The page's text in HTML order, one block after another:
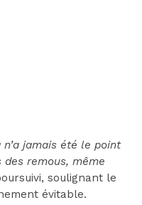
jamais été le point
remous, même
soulignant le
évitable.